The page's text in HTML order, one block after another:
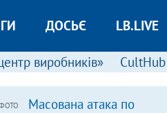
ДОСЬЄ LB.LIVE
виробників» CultHub
Масована атака по